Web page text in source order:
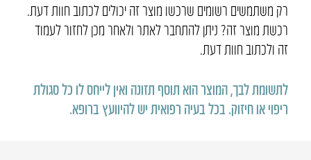
רק משתמשים רשומים שרכשו מוצר זה יכולים לכתוב חוות דעת.
רכשת מוצר זה? ניתן להתחבר לאתר ולאחר מכן לחזור לעמוד
זה ולכתוב חוות דעת.
לתשומת לבך, המוצר הוא תוסף תזונה ואין לייחס לו כל סגולת
ריפוי או חיזוק. בכל בעיה רפואית יש להיוועץ ברופא.